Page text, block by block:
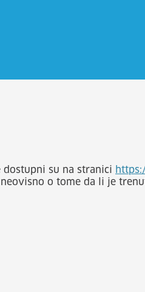
su na stranici
o tome da li je